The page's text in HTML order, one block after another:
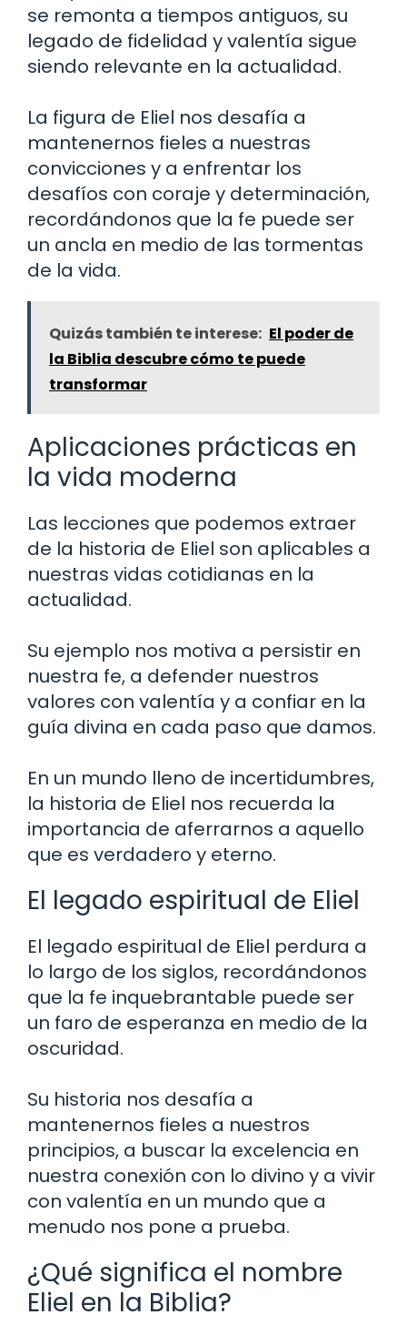
se remonta a tiempos antiguos, su
legado de fidelidad y valentía sigue
siendo relevante en la actualidad.
La figura de Eliel nos desafía a
mantenernos fieles a nuestras
convicciones y a enfrentar los
desafíos con coraje y determinación,
recordándonos que la fe puede ser
un ancla en medio de las tormentas
de la vida.
Quizás también te interese: El poder de
la Biblia descubre cómo te puede
transformar
Aplicaciones prácticas en
la vida moderna
Las lecciones que podemos extraer
de la historia de Eliel son aplicables a
nuestras vidas cotidianas en la
actualidad.
Su ejemplo nos motiva a persistir en
nuestra fe, a defender nuestros
valores con valentía y a confiar en la
guía divina en cada paso que damos.
En un mundo lleno de incertidumbres,
la historia de Eliel nos recuerda la
importancia de aferrarnos a aquello
que es verdadero y eterno.
El legado espiritual de Eliel
El legado espiritual de Eliel perdura a
lo largo de los siglos, recordándonos
que la fe inquebrantable puede ser
un faro de esperanza en medio de la
oscuridad.
Su historia nos desafía a
mantenernos fieles a nuestros
principios, a buscar la excelencia en
nuestra conexión con lo divino y a vivir
con valentía en un mundo que a
menudo nos pone a prueba.
¿Qué significa el nombre
Eliel en la Biblia?